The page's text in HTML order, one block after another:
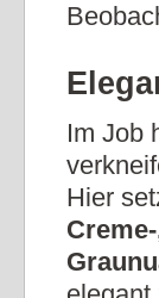
Im Job
Hier